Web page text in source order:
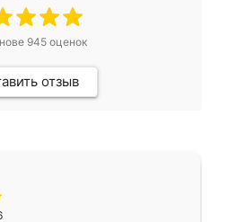
945оценок
отзыв